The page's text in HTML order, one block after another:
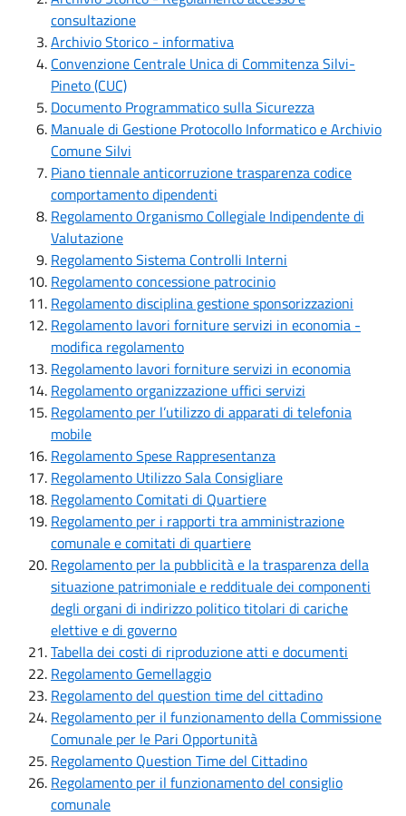
consultazione
Archivio Storico - informativa
Convenzione Centrale Unica di Commitenza Silvi-
Pineto (CUC)
Documento Programmatico sulla Sicurezza
Manuale di Gestione Protocollo Informatico e Archivio
Comune Silvi
Piano tiennale anticorruzione trasparenza codice
comportamento dipendenti
Regolamento Organismo Collegiale Indipendente di
Valutazione
Regolamento Sistema Controlli Interni
Regolamento concessione patrocinio
Regolamento disciplina gestione sponsorizzazioni
Regolamento lavori forniture servizi in economia -
modifica regolamento
Regolamento lavori forniture servizi in economia
Regolamento organizzazione uffici servizi
Regolamento per l’utilizzo di apparati di telefonia
mobile
Regolamento Spese Rappresentanza
Regolamento Utilizzo Sala Consigliare
Regolamento Comitati di Quartiere
Regolamento per i rapporti tra amministrazione
comunale e comitati di quartiere
Regolamento per la pubblicità e la trasparenza della
situazione patrimoniale e reddituale dei componenti
degli organi di indirizzo politico titolari di cariche
elettive e di governo
Tabella dei costi di riproduzione atti e documenti
Regolamento Gemellaggio
Regolamento del question time del cittadino
Regolamento per il funzionamento della Commissione
Comunale per le Pari Opportunità
Regolamento Question Time del Cittadino
Regolamento per il funzionamento del consiglio
comunale